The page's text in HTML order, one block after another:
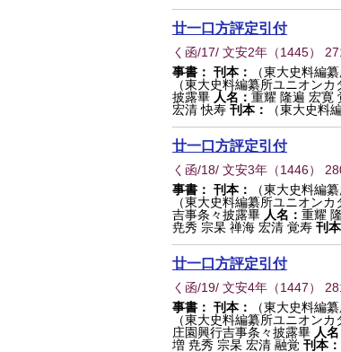
廿一口方評定引付
く函/17/ 文安2年 （1445）
事書： 刊本： （東大史料編
（東大史料編纂所ユニオン
披露畢 人名： 重耀 隆遍 宏寛
宏清 快寿 刊本： （東大史料
廿一口方評定引付
く函/18/ 文安3年 （1446）
事書： 刊本： （東大史料編
（東大史料編纂所ユニオン
吉事条々披露畢 人名： 重耀
尭秀 宗杲 禅海 宏清 覚寿 刊本
廿一口方評定引付
く函/19/ 文安4年 （1447）
事書： 刊本： （東大史料編
（東大史料編纂所ユニオン
庄園興行吉事条々披露畢 人名
増 尭秀 宗杲 宏清 融覚 刊本：